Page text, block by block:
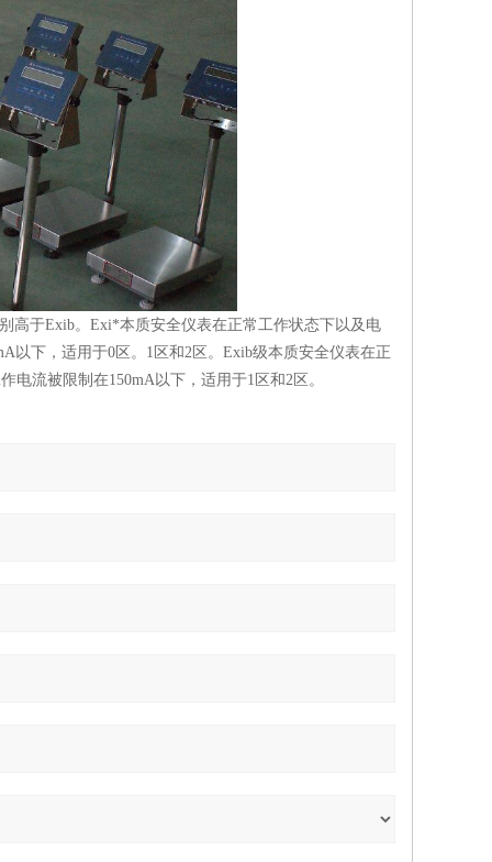
高于Exib。Exi*本质安全仪表在正常工作状态下以及电
以下，适用于0区。1区和2区。Exib级本质安全仪表在正
流被限制在150mA以下，适用于1区和2区。